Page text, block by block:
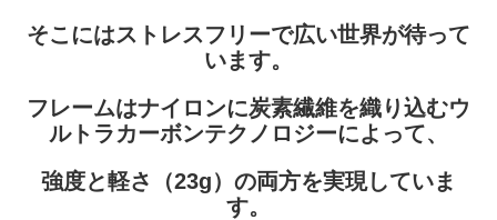
そこにはストレスフリーで広い世界が待って
います。
フレームはナイロンに炭素繊維を織り込むウ
ルトラカーボンテクノロジーによって、
強度と軽さ（23g）の両方を実現していま
す。